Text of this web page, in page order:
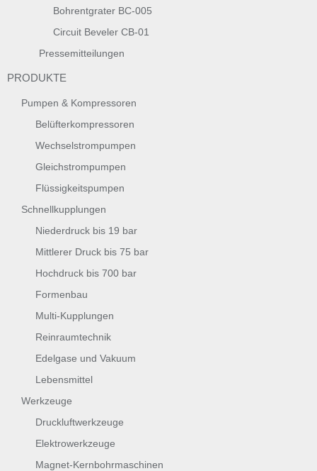
Bohrentgrater BC-005
Circuit Beveler CB-01
Pressemitteilungen
PRODUKTE
Pumpen & Kompressoren
Belüfterkompressoren
Wechselstrompumpen
Gleichstrompumpen
Flüssigkeitspumpen
Schnellkupplungen
Niederdruck bis 19 bar
Mittlerer Druck bis 75 bar
Hochdruck bis 700 bar
Formenbau
Multi-Kupplungen
Reinraumtechnik
Edelgase und Vakuum
Lebensmittel
Werkzeuge
Druckluftwerkzeuge
Elektrowerkzeuge
Magnet-Kernbohrmaschinen